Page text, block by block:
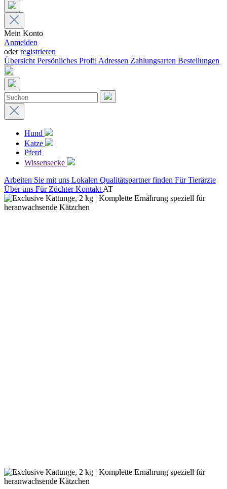
Mein Konto
Anmelden
oderregistrieren
Übersicht Persönliches Profil Adressen Zahlungsarten Bestellungen
Hund
Katze
Pferd
Wissensecke
Arbeiten Sie mit uns Lokalen Qualitätspartner finden Für Tierärzte
Über uns Für ZüchterKontakt AT